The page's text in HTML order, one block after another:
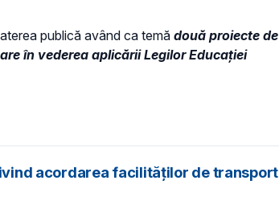
publică având ca temă două proiecte de
în vederea aplicării Legilor Educației
acordarea facilităţilor de transport